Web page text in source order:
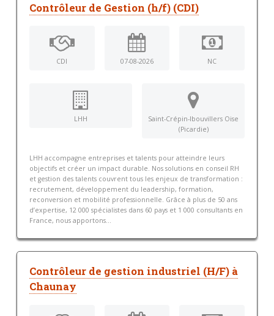
Contrôleur de Gestion (h/f) (CDI)
CDI 07-08-2026 NC
LHH
Saint-Crépin-Ibouvillers Oise
(Picardie)
LHH accompagne entreprises et talents pour atteindre leurs
objectifs et créer un impact durable. Nos solutions en conseil RH
et gestion des talents couvrent tous les enjeux de transformation :
recrutement, développement du leadership, formation,
reconversion et mobilité professionnelle. Grâce à plus de 50 ans
d’expertise, 12 000 spécialistes dans 60 pays et 1 000 consultants en
France, nous apportons...
Contrôleur de gestion industriel (H/F) à
Chaunay